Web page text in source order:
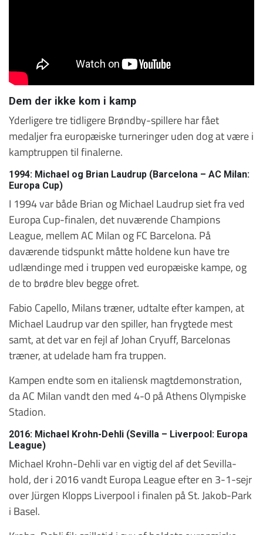
Dem der ikke kom i kamp
Yderligere tre tidligere Brøndby-spillere har fået
medaljer fra europæiske turneringer uden dog at være i
kamptruppen til finalerne.
1994: Michael og Brian Laudrup (Barcelona – AC Milan:
Europa Cup)
I 1994 var både Brian og Michael Laudrup siet fra ved
Europa Cup-finalen, det nuværende Champions
League, mellem AC Milan og FC Barcelona. På
daværende tidspunkt måtte holdene kun have tre
udlændinge med i truppen ved europæiske kampe, og
de to brødre blev begge ofret.
Fabio Capello, Milans træner, udtalte efter kampen, at
Michael Laudrup var den spiller, han frygtede mest
samt, at det var en fejl af Johan Cryuff, Barcelonas
træner, at udelade ham fra truppen.
Kampen endte som en italiensk magtdemonstration,
da AC Milan vandt den med 4-0 på Athens Olympiske
Stadion.
2016: Michael Krohn-Dehli (Sevilla – Liverpool: Europa
League)
Michael Krohn-Dehli var en vigtig del af det Sevilla-
hold, der i 2016 vandt Europa League efter en 3-1-sejr
over Jürgen Klopps Liverpool i finalen på St. Jakob-Park
i Basel.